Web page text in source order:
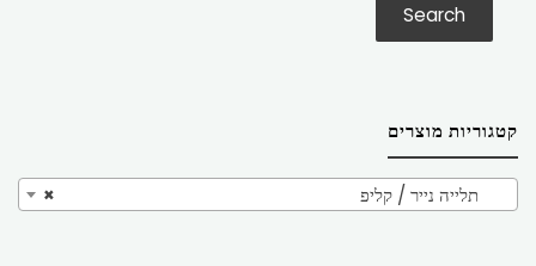
Search
קטגוריות מוצרים
× תלייה נייר / קליפ